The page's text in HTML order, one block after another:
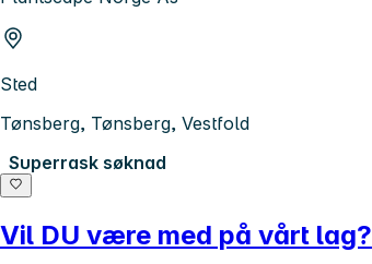
Sted
Tønsberg, Tønsberg, Vestfold
Superrask søknad
Vil DU være med på vårt lag?